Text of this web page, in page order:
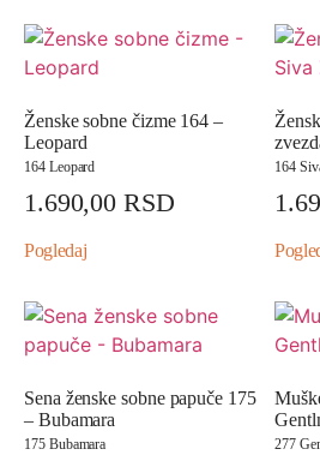
Ženske sobne čizme 164 –
Leopard
164 Leopard
1.690,00RSD
Pogledaj
164
Sena ženske sobne papuče 175
– Bubamara
175 Bubamara 277